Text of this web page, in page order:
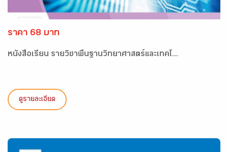
ราคา 68 บาท
หนังสือเรียน รายวิชาพื้นฐานวิทยาศาสตร์และเทคโ...
ดูรายละเอียด